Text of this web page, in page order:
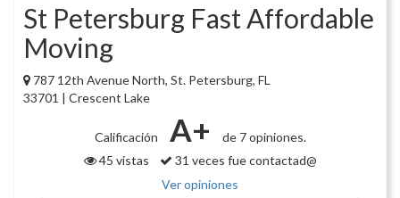
St Petersburg Fast Affordable
Moving
787 12th Avenue North, St. Petersburg, FL
33701 | Crescent Lake
Calificación A+
de 7 opiniones.
45 vistas
31 veces fue contactad@
Ver opiniones